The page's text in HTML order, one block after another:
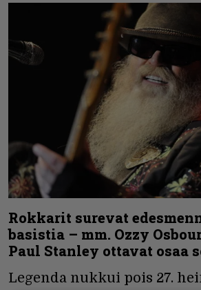
Rokkarit surevat
basistia – mm. Ozzy
Paul Stanley ottavat osaa
Legenda nukkui pois 27.